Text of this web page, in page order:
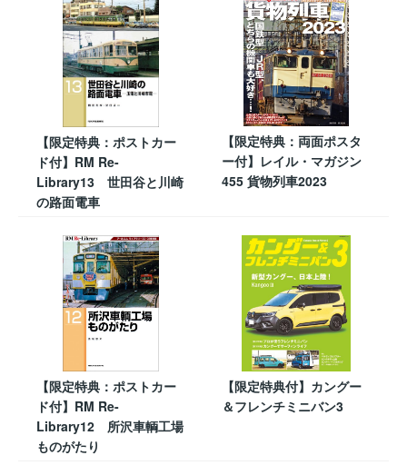
【限定特典：ポストカー
ド付】RM Re-
Library13 世田谷と川崎
の路面電車
【限定特典：両面ポスタ
ー付】レイル・マガジン
455 貨物列車2023
【限定特典：ポストカー
ド付】RM Re-
Library12 所沢車輌工場
ものがたり
【限定特典付】カングー
＆フレンチミニバン3